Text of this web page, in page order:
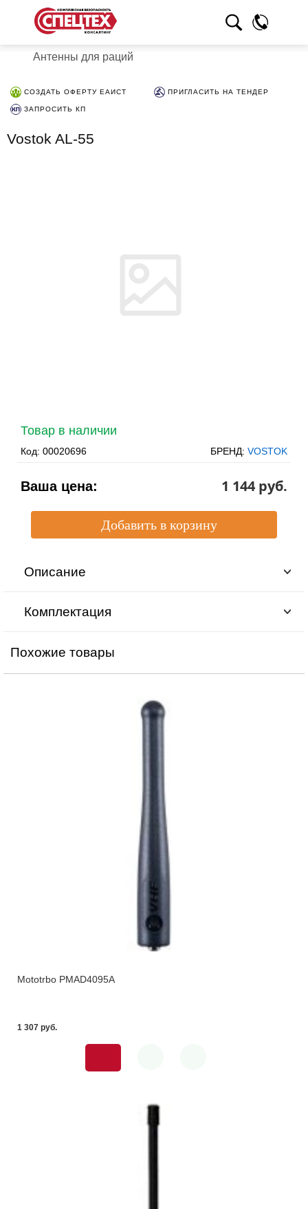
Антенны для раций
СОЗДАТЬ ОФЕРТУ ЕАИСТ ПРИГЛАСИТЬ НА ТЕНДЕР
ЗАПРОСИТЬ КП
Vostok AL-55
Товар в наличии
Код: 00020696 БРЕНД: VOSTOK
Ваша цена: 1 144 pуб.
Описание
Комплектация
Похожие товары
Mototrbo PMAD4095A
1 307 pуб.